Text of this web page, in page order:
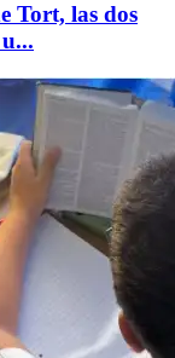
Tort, las dos